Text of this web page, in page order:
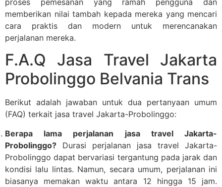
memberikan nilai tambah kepada mereka yang mencari
cara praktis dan modern untuk merencanakan
perjalanan mereka.
F.A.Q Jasa Travel Jakarta
Probolinggo Belvania Trans
Berikut adalah jawaban untuk dua pertanyaan umum
(FAQ) terkait jasa travel Jakarta-Probolinggo:
Berapa lama perjalanan jasa travel Jakarta-
Probolinggo? Durasi perjalanan jasa travel Jakarta-
Probolinggo dapat bervariasi tergantung pada jarak dan
kondisi lalu lintas. Namun, secara umum, perjalanan ini
biasanya memakan waktu antara 12 hingga 15 jam.